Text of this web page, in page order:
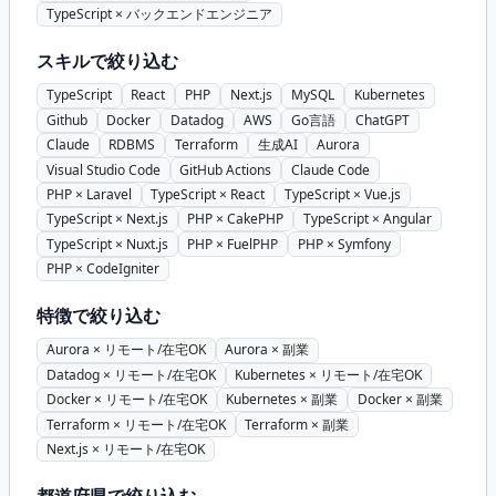
TypeScript × バックエンドエンジニア
スキルで絞り込む
TypeScript React PHP Next.js MySQL
Kubernetes
Github
Docker Datadog AWS Go言語
ChatGPT
Claude
RDBMS Terraform 生成AI
Aurora
Visual Studio Code
GitHub Actions
Claude Code
PHP × Laravel
TypeScript × React
TypeScript × Vue.js
TypeScript × Next.js
PHP × CakePHP
TypeScript × Angular
TypeScript × Nuxt.js
PHP × FuelPHP
PHP × Symfony
PHP × CodeIgniter
特徴で絞り込む
Aurora × リモート/在宅OK
Aurora × 副業
Datadog × リモート/在宅OK
Kubernetes × リモート/在宅OK
Docker × リモート/在宅OK
Kubernetes × 副業
Docker × 副業
Terraform × リモート/在宅OK
Terraform × 副業
Next.js × リモート/在宅OK